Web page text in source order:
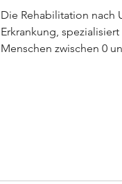
Die Rehabilitation nach
Erkrankung,
Menschen zwischen 0